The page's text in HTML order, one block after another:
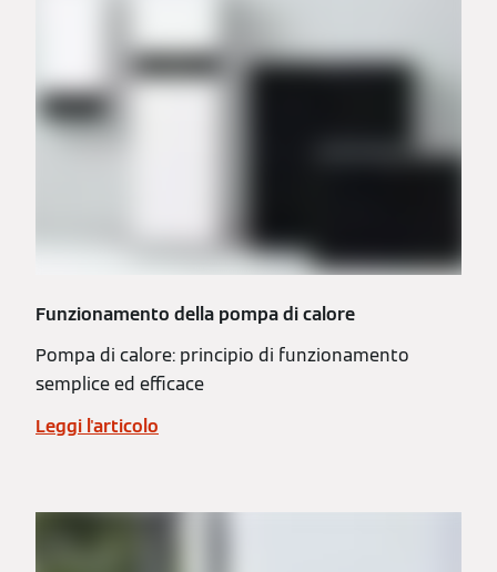
Funzionamento della pompa di calore
Pompa di calore: principio di funzionamento
semplice ed efficace
Leggi l'articolo